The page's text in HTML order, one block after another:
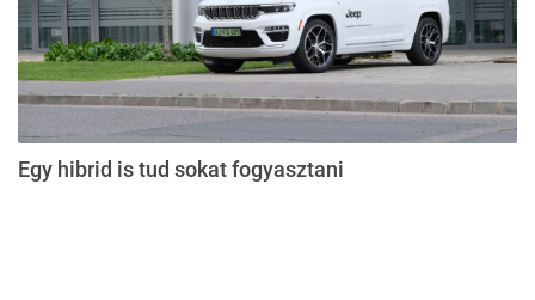
Egy hibrid is tud sokat fogyasztani